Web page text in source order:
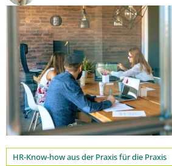
HR-Know-how aus der Praxis für die Praxis